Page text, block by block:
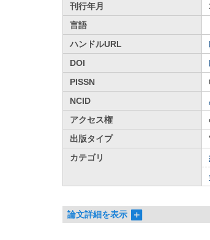
刊行年月
言語
ハンドルURL
DOI
PISSN
NCID
アクセス権
出版タイプ
カテゴリ
論文詳細を表示